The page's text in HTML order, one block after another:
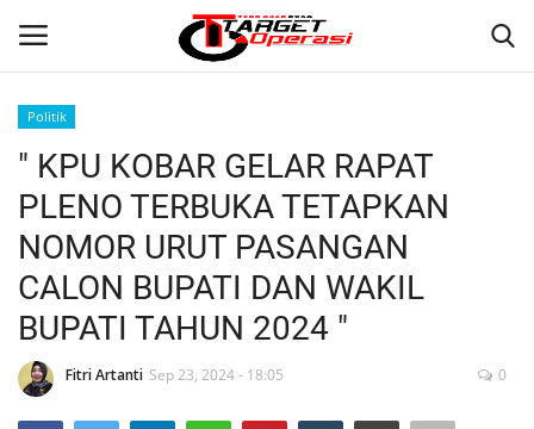
Home
Contact
NASIONAL
INTERNASIONAL
Politik
" KPU KOBAR GELAR RAPAT
PLENO TERBUKA TETAPKAN
NOMOR URUT PASANGAN
CALON BUPATI DAN WAKIL
BUPATI TAHUN 2024 "
Fitri Artanti Sep 23, 2024 - 18:05 0